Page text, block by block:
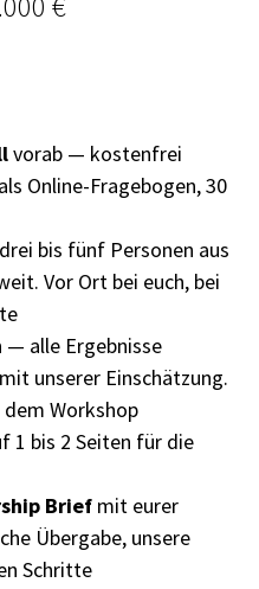
vorab — kostenfrei
als Online-Fragebogen, 30
bis fünf Personen aus
Vor Ort bei euch, bei
— alle Ergebnisse
unserer Einschätzung.
Workshop
1 bis 2 Seiten für die
Brief mit eurer
Übergabe, unsere
Schritte